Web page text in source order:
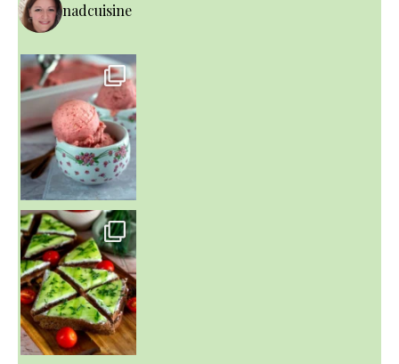
nadcuisine
~ NICE CREAM À LA FRAISE ~
Presque un mois que